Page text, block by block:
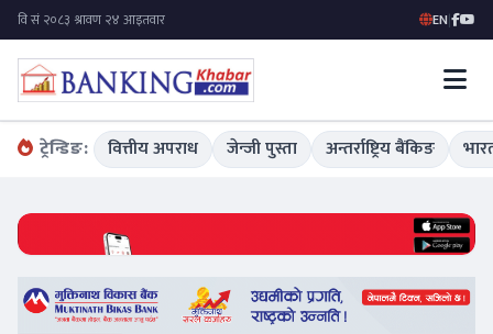
EN|
ट्रेन्डिङ: वित्तीय अपराध जेन्जी पुस्ता अन्तर्राष्ट्रिय बैंकिङ